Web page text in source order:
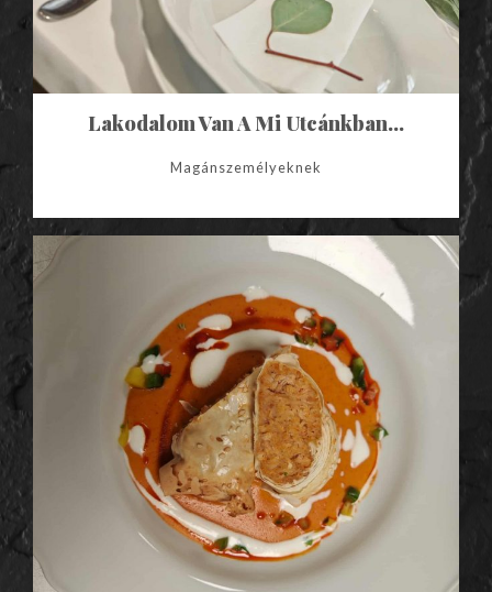
Lakodalom Van A Mi Utcánkban…
Magánszemélyeknek